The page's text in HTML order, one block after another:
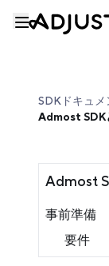
SDKドキュメ
Admost SDK
Admost
事前準備
要件